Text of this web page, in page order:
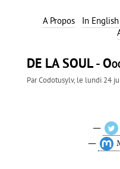
A Propos In English
DE LA SOUL -
ParCodotusylv, le lundi 24